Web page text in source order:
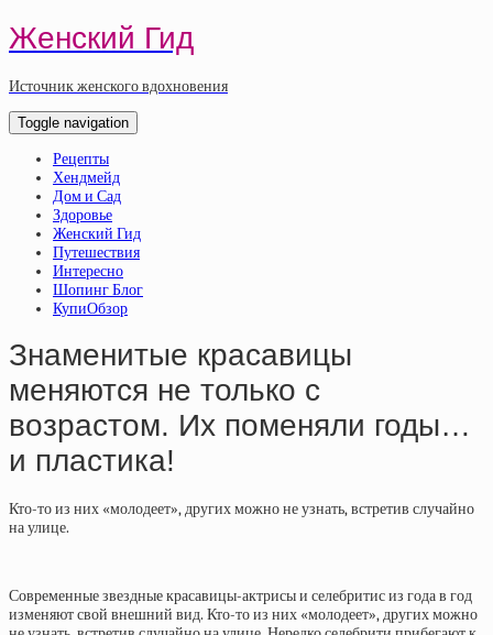
Женский Гид
Источник женского вдохновения
Toggle navigation
Рецепты
Хендмейд
Дом и Сад
Здоровье
Женский Гид
Путешествия
Интересно
Шопинг Блог
КупиОбзор
Знаменитые красавицы
меняются не только с
возрастом. Их поменяли годы…
и пластика!
Кто-то из них «молодеет», других можно не узнать, встретив случайно
на улице.
Современные звездные красавицы-актрисы и селебритис из года в год
изменяют свой внешний вид. Кто-то из них «молодеет», других можно